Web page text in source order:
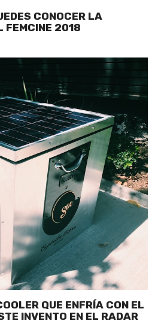
CONOCER LA
FEMCINE 2018
QUE ENFRÍA CON EL
INVENTO EN EL RADAR